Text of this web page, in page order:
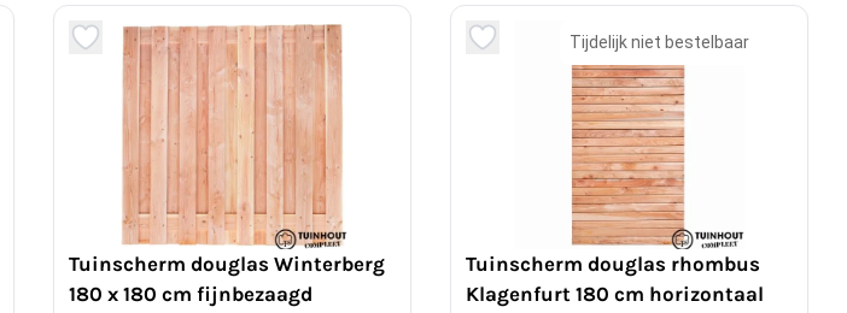
Tuinscherm douglas Winterberg
180 x 180 cm fijnbezaagd
Tuinscherm douglas rhombus
Klagenfurt 180 cm horizontaal
Tijdelijk niet bestelbaar